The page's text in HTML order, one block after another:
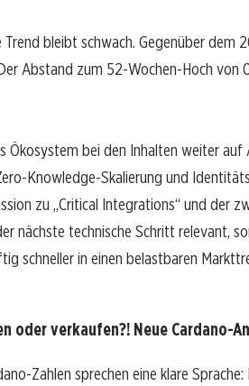
Trend bleibt schwach. Gegenüber
Abstand zum 52-Wochen-Hoch
Ökosystem bei den Inhalten weiter
Knowledge-Skalierung und
zu „Critical Integrations“ und der
nächste technische Schritt relevant,
schneller in einen belastbaren
oder verkaufen?! Neue Cardano-
Zahlen sprechen eine klare